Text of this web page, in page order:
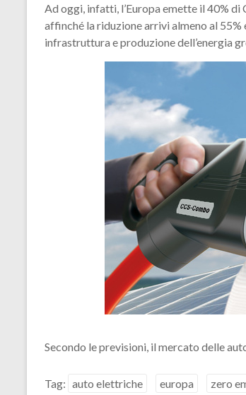
Ad oggi, infatti, l’Europa emette il 40%
affinché la riduzione arrivi almeno al
infrastruttura e produzione dell’energia
Secondo le previsioni, il mercato delle
Tag: auto elettriche europa zero